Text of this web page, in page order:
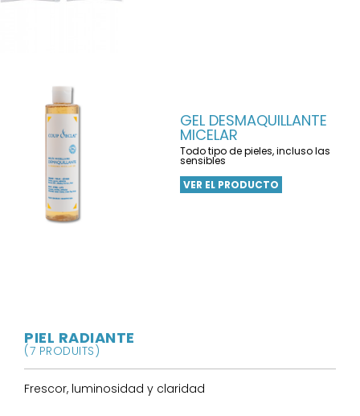
GEL DESMAQUILLANTE
MICELAR
Todo tipo de pieles, incluso las
sensibles
VER EL PRODUCTO
PIEL RADIANTE
(7 PRODUITS)
Frescor, luminosidad y claridad